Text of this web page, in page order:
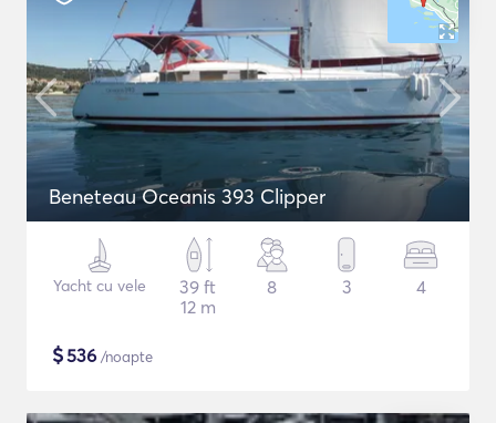
Beneteau Oceanis 393 Clipper
Yacht cu vele
39 ft
12 m
8 3 4
$536 /noapte